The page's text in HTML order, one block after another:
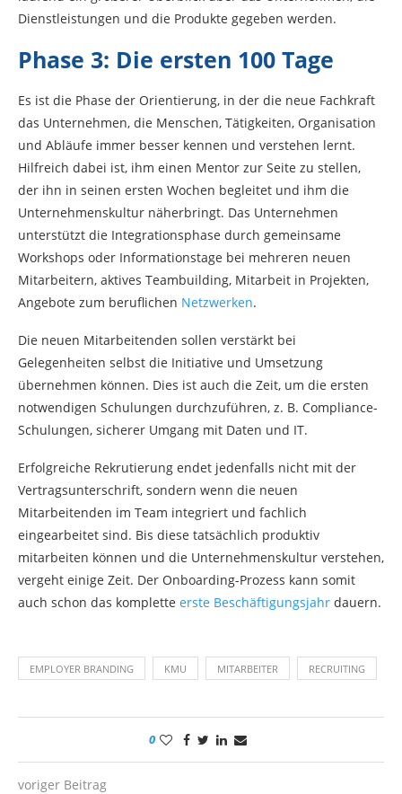
Dienstleistungen und die Produkte gegeben werden.
Phase 3: Die ersten 100 Tage
Es ist die Phase der Orientierung, in der die neue Fachkraft
das Unternehmen, die Menschen, Tätigkeiten, Organisation
und Abläufe immer besser kennen und verstehen lernt.
Hilfreich dabei ist, ihm einen Mentor zur Seite zu stellen,
der ihn in seinen ersten Wochen begleitet und ihm die
Unternehmenskultur näherbringt. Das Unternehmen
unterstützt die Integrationsphase durch gemeinsame
Workshops oder Informationstage bei mehreren neuen
Mitarbeitern, aktives Teambuilding, Mitarbeit in Projekten,
Angebote zum beruflichen Netzwerken.
Die neuen Mitarbeitenden sollen verstärkt bei
Gelegenheiten selbst die Initiative und Umsetzung
übernehmen können. Dies ist auch die Zeit, um die ersten
notwendigen Schulungen durchzuführen, z. B. Compliance-
Schulungen, sicherer Umgang mit Daten und IT.
Erfolgreiche Rekrutierung endet jedenfalls nicht mit der
Vertragsunterschrift, sondern wenn die neuen
Mitarbeitenden im Team integriert und fachlich
eingearbeitet sind. Bis diese tatsächlich produktiv
mitarbeiten können und die Unternehmenskultur verstehen,
vergeht einige Zeit. Der Onboarding-Prozess kann somit
auch schon das komplette erste Beschäftigungsjahr dauern.
EMPLOYER BRANDING KMU MITARBEITER RECRUITING
0
voriger Beitrag